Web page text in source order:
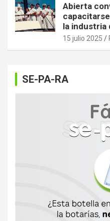
Abierta
la industria
15 julio 2025
SE-PA-RA